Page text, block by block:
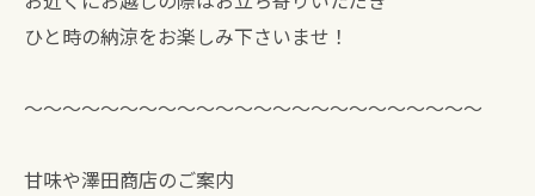
ひと時の納涼をお楽しみ下さいませ！
⁡〜〜〜〜〜〜〜〜〜〜〜〜〜〜〜〜〜〜〜〜〜〜〜〜
甘味や澤田商店のご案内